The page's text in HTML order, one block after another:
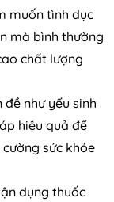
muốn tình dục
mà bình thường
chất lượng
như yếu sinh
hiệu quả để
sức khỏe
dụng thuốc